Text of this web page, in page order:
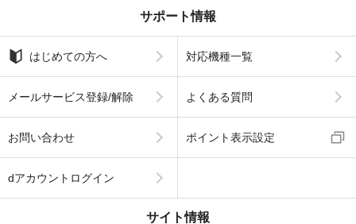
サポート情報
はじめての方へ 対応機種一覧
メールサービス登録/解除 よくある質問
お問い合わせ ポイント表示設定
dアカウントログイン
サイト情報